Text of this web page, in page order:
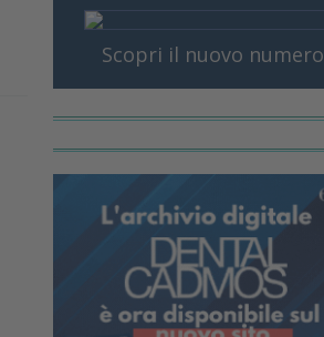
Scopri il nuovo numero